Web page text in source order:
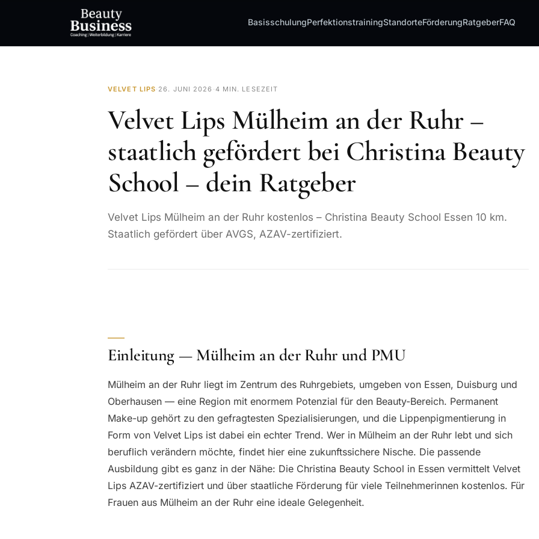
BasisschulungPerfektionstrainingStandorteFörderungRatgeberFAQ
VELVET LIPS· 26. JUNI 2026 ·4 MIN. LESEZEIT
Velvet Lips Mülheim an der Ruhr –
staatlich gefördert bei Christina Beauty
School – dein Ratgeber
Velvet Lips Mülheim an der Ruhr kostenlos – Christina Beauty School Essen 10 km.
Staatlich gefördert über AVGS, AZAV-zertifiziert.
Einleitung — Mülheim an der Ruhr und PMU
Mülheim an der Ruhr liegt im Zentrum des Ruhrgebiets, umgeben von Essen, Duisburg und
Oberhausen — eine Region mit enormem Potenzial für den Beauty-Bereich. Permanent
Make-up gehört zu den gefragtesten Spezialisierungen, und die Lippenpigmentierung in
Form von Velvet Lips ist dabei ein echter Trend. Wer in Mülheim an der Ruhr lebt und sich
beruflich verändern möchte, findet hier eine zukunftssichere Nische. Die passende
Ausbildung gibt es ganz in der Nähe: Die Christina Beauty School in Essen vermittelt Velvet
Lips AZAV-zertifiziert und über staatliche Förderung für viele Teilnehmerinnen kostenlos. Für
Frauen aus Mülheim an der Ruhr eine ideale Gelegenheit.